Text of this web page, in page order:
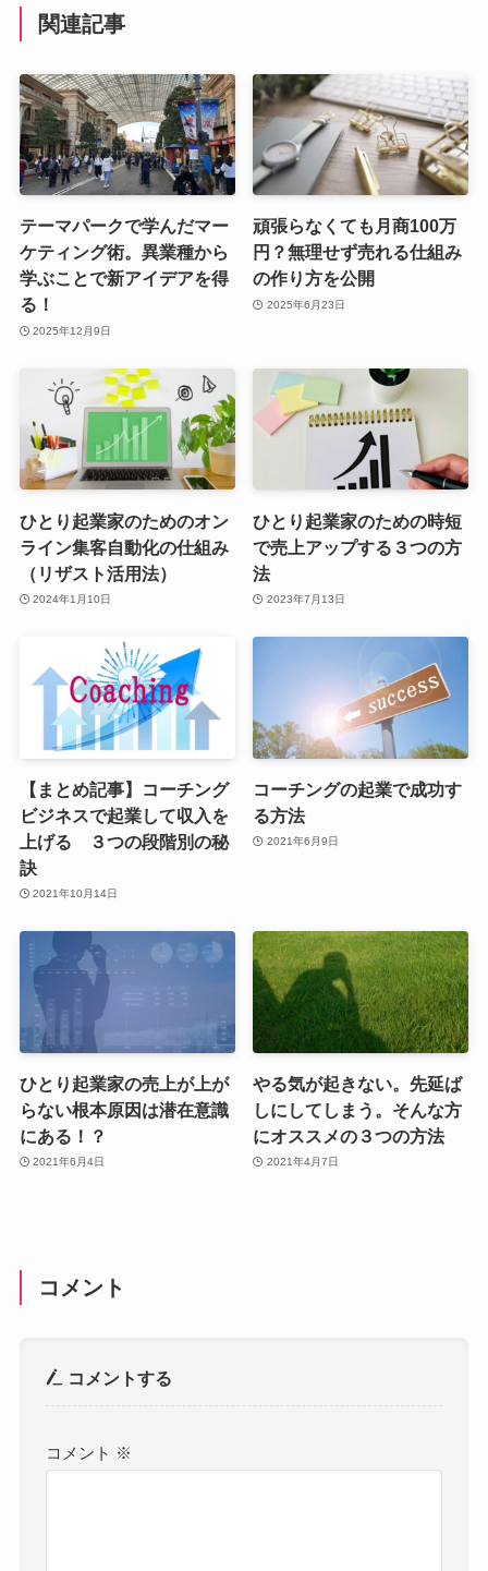
関連記事
テーマパークで学んだマー
ケティング術。異業種から
学ぶことで新アイデアを得
る！
2025年12月9日
頑張らなくても月商100万
円？無理せず売れる仕組み
の作り方を公開
2025年6月23日
ひとり起業家のためのオン
ライン集客自動化の仕組み
（リザスト活用法）
2024年1月10日
ひとり起業家のための時短
で売上アップする３つの方
法
2023年7月13日
【まとめ記事】コーチング
ビジネスで起業して収入を
上げる ３つの段階別の秘
訣
2021年10月14日
コーチングの起業で成功す
る方法
2021年6月9日
ひとり起業家の売上が上が
らない根本原因は潜在意識
にある！？
2021年6月4日
やる気が起きない。先延ば
しにしてしまう。そんな方
にオススメの３つの方法
2021年4月7日
コメント
コメントする
コメント ※